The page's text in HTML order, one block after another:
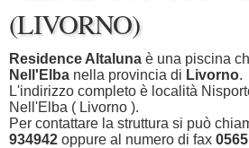
(LIVORNO)
Residence Altaluna è una piscina
Nell'Elba nella provincia di Livorno.
L'indirizzo completo è località
Nell'Elba ( Livorno ).
Per contattare la struttura si può
934942 oppure al numero di fax